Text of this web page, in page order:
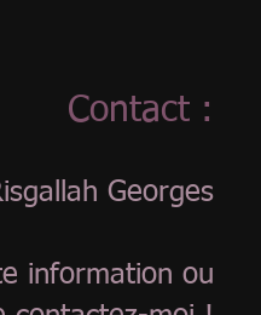
Contact :
Georges
information ou